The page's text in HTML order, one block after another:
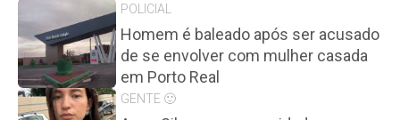
POLICIAL
Homem é baleado após ser acusado
de se envolver com mulher casada
em Porto Real
GENTE 🙂